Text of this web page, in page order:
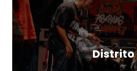
Distrito